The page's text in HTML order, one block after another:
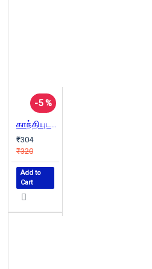
-5 %
காந்தியுடன் இரவு விருந்திற்குச் செல்கிறேன்
₹304
₹320
Add to
Cart